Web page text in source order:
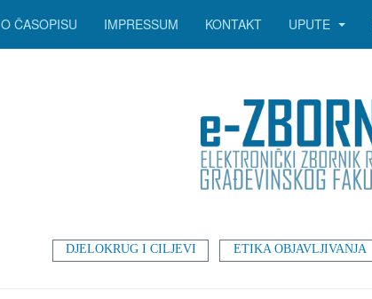
DJELOKRUG I CILJEVI ETIKA OBJAVLJIVANJA
O ČASOPISU IMPRESSUM KONTAKT UPUTE